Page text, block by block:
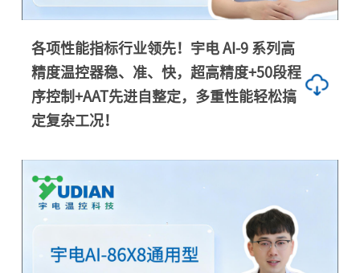
各项性能指标行业领先！宇电 AI-9 系列高
精度温控器稳、准、快，超高精度+50段程
序控制+AAT先进自整定，多重性能轻松搞
定复杂工况！